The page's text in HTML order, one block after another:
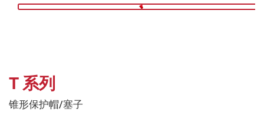
T 系列
锥形保护帽/塞子